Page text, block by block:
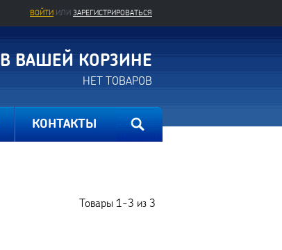
ВОЙТИ ИЛИ ЗАРЕГИСТРИРОВАТЬСЯ
В ВАШЕЙ КОРЗИНЕ
НЕТ ТОВАРОВ
КОНТАКТЫ
Товары 1-3 из 3